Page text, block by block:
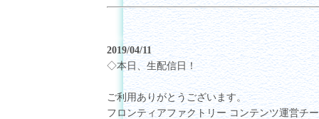
2019/04/11
◇本日、生配信日！
ご利用ありがとうございます。
フロンティアファクトリー コンテンツ運営チ